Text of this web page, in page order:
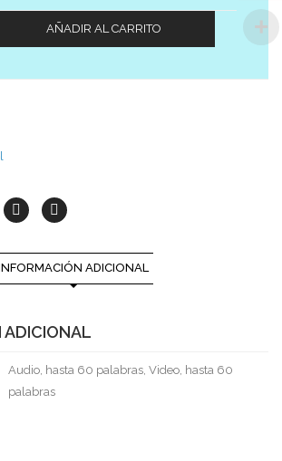
AÑADIR AL CARRITO
ADICIONAL
ADICIONAL
Audio, hasta 60 palabras, Video, hasta 60
palabras